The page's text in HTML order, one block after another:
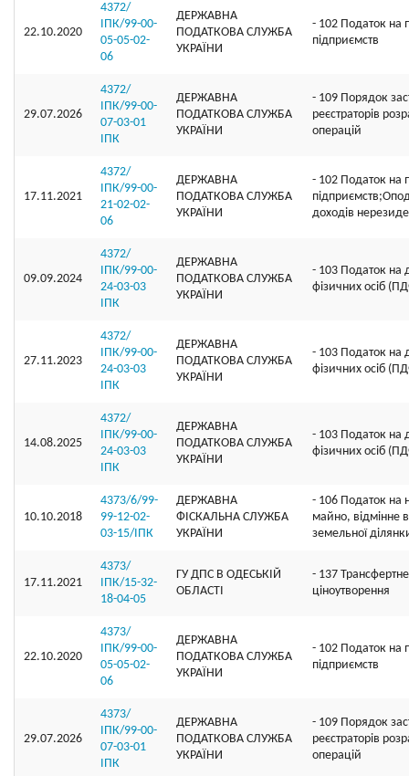
22.10.2020
4372/
ІПК/99-00-
05-05-02-
06
ДЕРЖАВНА
ПОДАТКОВА СЛУЖБА
УКРАЇНИ
- 102 Податок на
підприємств
29.07.2026
4372/
ІПК/99-00-
07-03-01
ІПК
ДЕРЖАВНА
ПОДАТКОВА СЛУЖБА
УКРАЇНИ
- 109 Порядок
реєстраторів
операцій
17.11.2021
4372/
ІПК/99-00-
21-02-02-
06
ДЕРЖАВНА
ПОДАТКОВА СЛУЖБА
УКРАЇНИ
- 102 Податок на
доходів
09.09.2024
4372/
ІПК/99-00-
24-03-03
ІПК
ДЕРЖАВНА
ПОДАТКОВА СЛУЖБА
УКРАЇНИ
- 103 Податок на
фізичних осіб
27.11.2023
4372/
ІПК/99-00-
24-03-03
ІПК
ДЕРЖАВНА
ПОДАТКОВА СЛУЖБА
УКРАЇНИ
- 103 Податок на
фізичних осіб
14.08.2025
4372/
ІПК/99-00-
24-03-03
ІПК
ДЕРЖАВНА
ПОДАТКОВА СЛУЖБА
УКРАЇНИ
- 103 Податок на
фізичних осіб
10.10.2018
4373/6/99-
99-12-02-
03-15/ІПК
ДЕРЖАВНА
ФІСКАЛЬНА СЛУЖБА
УКРАЇНИ
- 106 Податок на
майно, відмінне
земельної
17.11.2021
4373/
ІПК/15-32-
18-04-05
ГУ ДПС В ОДЕСЬКІЙ
ОБЛАСТІ
- 137 Трансфертне
ціноутворення
22.10.2020
4373/
ІПК/99-00-
05-05-02-
06
ДЕРЖАВНА
ПОДАТКОВА СЛУЖБА
УКРАЇНИ
- 102 Податок на
підприємств
29.07.2026
4373/
ІПК/99-00-
07-03-01
ІПК
ДЕРЖАВНА
ПОДАТКОВА СЛУЖБА
УКРАЇНИ
- 109 Порядок
реєстраторів
операцій